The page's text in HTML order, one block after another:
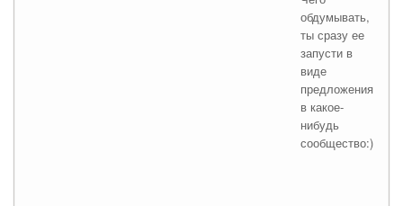
обдумывать,
ты сразу ее
запусти в
виде
предложения
в какое-
нибудь
сообщество:)